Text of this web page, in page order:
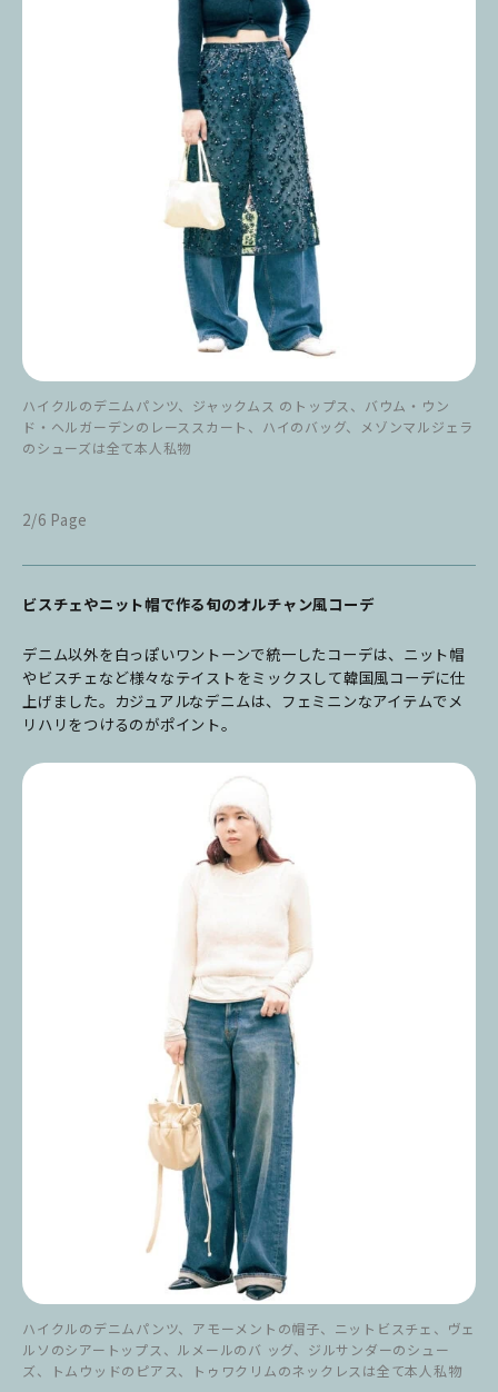
ハイクルのデニムパンツ、ジャックムス のトップス、バウム・ウン
ド・ヘルガーデンのレーススカート、ハイのバッグ、メゾンマルジェラ
のシューズは全て本人私物
2/6 Page
ビスチェやニット帽で作る旬のオルチャン風コーデ
デニム以外を白っぽいワントーンで統一したコーデは、ニット帽
やビスチェなど様々なテイストをミックスして韓国風コーデに仕
上げました。カジュアルなデニムは、フェミニンなアイテムでメ
リハリをつけるのがポイント。
ハイクルのデニムパンツ、アモーメントの帽子、ニットビスチェ、ヴェ
ルソのシアートップス、ルメールのバ ッグ、ジルサンダーのシュー
ズ、トムウッドのピアス、トゥワクリムのネックレスは全て本人私物